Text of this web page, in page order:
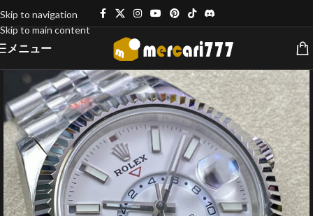
Skip to navigation
Skip to main content
メニュー